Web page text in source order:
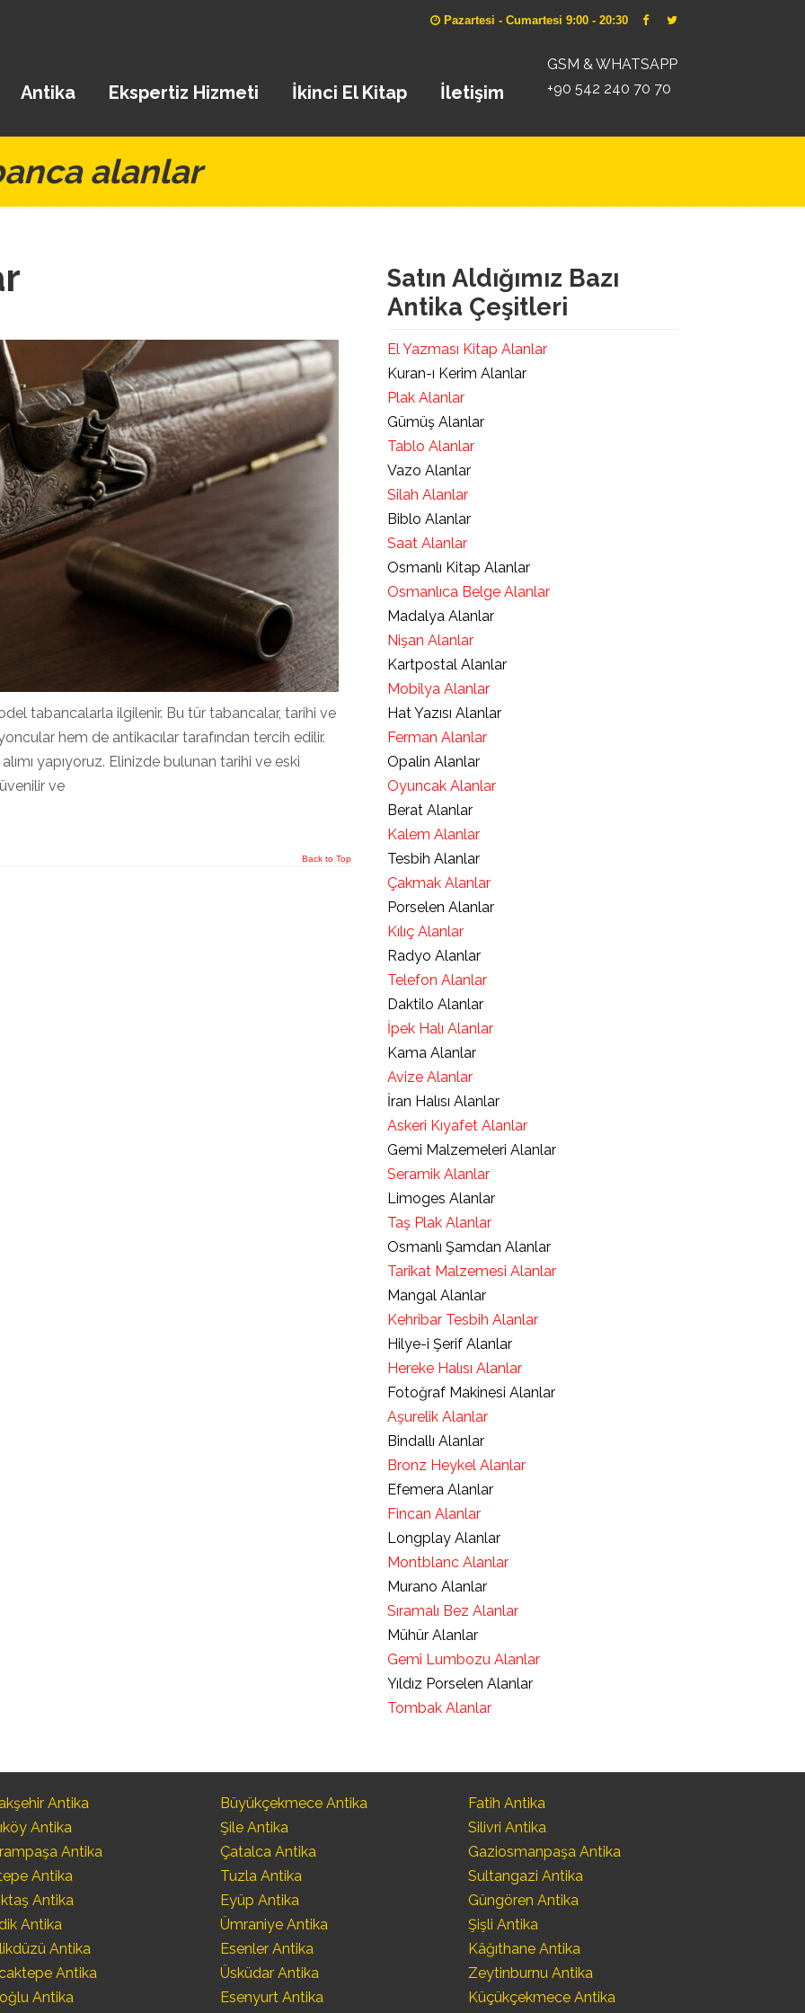
Pazartesi - Cumartesi 9:00 - 20:30
GSM & WHATSAPP
+90 542 240 70 70
Antika Ekspertiz Hizmeti İkinci El Kitap İletişim
alanlar
tabancalarla ilgilenir. Bu tür tabancalar, tarihi ve
hem de antikacılar tarafından tercih edilir.
yapıyoruz. Elinizde bulunan tarihi ve eski
ve
Back to Top
Satın Aldığımız Bazı
Antika Çeşitleri
El Yazması Kitap Alanlar
Kuran-ı Kerim Alanlar
Plak Alanlar
Gümüş Alanlar
Tablo Alanlar
Vazo Alanlar
Silah Alanlar
Biblo Alanlar
Saat Alanlar
Osmanlı Kitap Alanlar
Osmanlıca Belge Alanlar
Madalya Alanlar
Nişan Alanlar
Kartpostal Alanlar
Mobilya Alanlar
Hat Yazısı Alanlar
Ferman Alanlar
Opalin Alanlar
Oyuncak Alanlar
Berat Alanlar
Kalem Alanlar
Tesbih Alanlar
Çakmak Alanlar
Porselen Alanlar
Kılıç Alanlar
Radyo Alanlar
Telefon Alanlar
Daktilo Alanlar
İpek Halı Alanlar
Kama Alanlar
Avize Alanlar
İran Halısı Alanlar
Askeri Kıyafet Alanlar
Gemi Malzemeleri Alanlar
Seramik Alanlar
Limoges Alanlar
Taş Plak Alanlar
Osmanlı Şamdan Alanlar
Tarikat Malzemesi Alanlar
Mangal Alanlar
Kehribar Tesbih Alanlar
Hilye-i Şerif Alanlar
Hereke Halısı Alanlar
Fotoğraf Makinesi Alanlar
Aşurelik Alanlar
Bindallı Alanlar
Bronz Heykel Alanlar
Efemera Alanlar
Fincan Alanlar
Longplay Alanlar
Montblanc Alanlar
Murano Alanlar
Sıramalı Bez Alanlar
Mühür Alanlar
Gemi Lumbozu Alanlar
Yıldız Porselen Alanlar
Tombak Alanlar
Antika
Antika
Antika
Antika
Antika
Antika
Antika
Antika
Antika
Büyükçekmece Antika
Şile Antika
Çatalca Antika
Tuzla Antika
Eyüp Antika
Ümraniye Antika
Esenler Antika
Üsküdar Antika
Esenyurt Antika
Fatih Antika
Silivri Antika
Gaziosmanpaşa Antika
Sultangazi Antika
Güngören Antika
Şişli Antika
Kâğıthane Antika
Zeytinburnu Antika
Küçükçekmece Antika